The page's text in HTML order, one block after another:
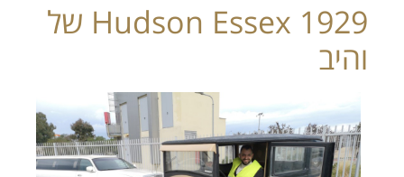
Hudson Essex 1929 של
והיב